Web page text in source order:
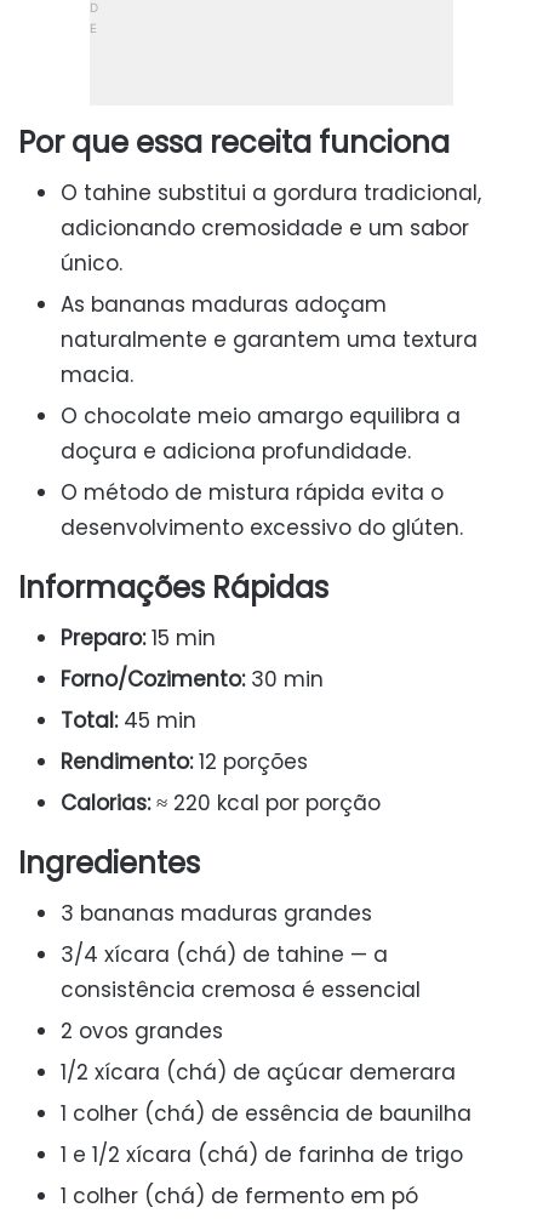
Por que essa receita funciona
O tahine substitui a gordura tradicional,
adicionando cremosidade e um sabor
único.
As bananas maduras adoçam
naturalmente e garantem uma textura
macia.
O chocolate meio amargo equilibra a
doçura e adiciona profundidade.
O método de mistura rápida evita o
desenvolvimento excessivo do glúten.
Informações Rápidas
Preparo:15 min
Forno/Cozimento:30 min
Total:45 min
Rendimento:12 porções
Calorias:≈ 220 kcal por porção
Ingredientes
3 bananas maduras grandes
3/4 xícara (chá) de tahine — a
consistência cremosa é essencial
2 ovos grandes
1/2 xícara (chá) de açúcar demerara
1 colher (chá) de essência de baunilha
1 e 1/2 xícara (chá) de farinha de trigo
1 colher (chá) de fermento em pó